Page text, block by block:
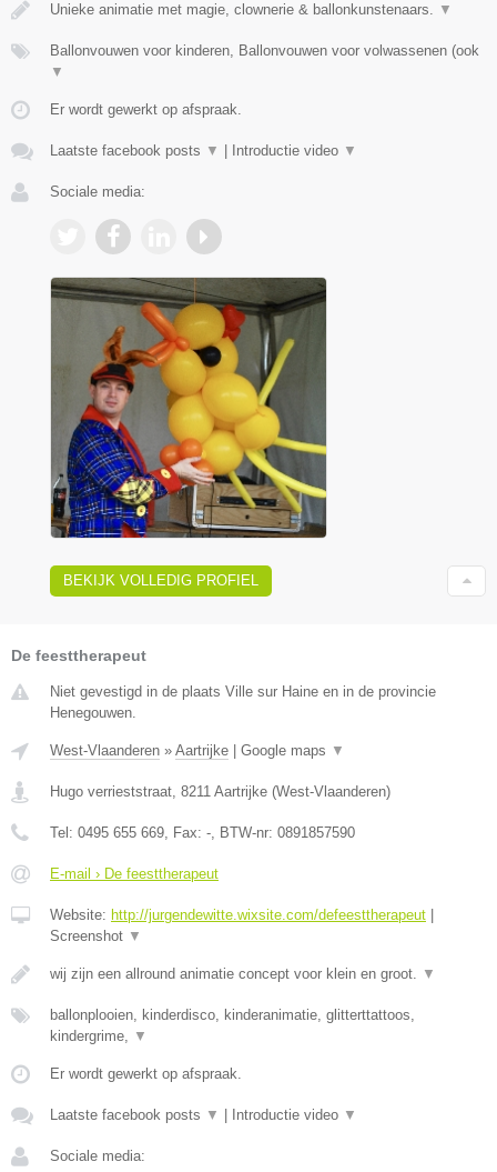
Unieke animatie met magie, clownerie & ballonkunstenaars. ▼
Ballonvouwen voor kinderen, Ballonvouwen voor volwassenen (ook
▼
Er wordt gewerkt op afspraak.
Laatste facebook posts ▼ Introductie video ▼
Sociale media:
BEKIJK VOLLEDIG PROFIEL
De feesttherapeut
Niet gevestigd in de plaats Ville sur Haine en in de provincie
Henegouwen.
West-Vlaanderen » Aartrijke | Google maps ▼
Hugo verrieststraat 8211 Aartrijke (West-Vlaanderen)
Tel: 0495 655 669 , Fax: - , BTW-nr: 0891857590
E-mail › De feesttherapeut
Website: http://jurgendewitte.wixsite.com/defeesttherapeut |
Screenshot ▼
wij zijn een allround animatie concept voor klein en groot. ▼
ballonplooien, kinderdisco, kinderanimatie, glitterttattoos,
kindergrime,
▼
Er wordt gewerkt op afspraak.
Laatste facebook posts ▼ | Introductie video ▼
Sociale media: